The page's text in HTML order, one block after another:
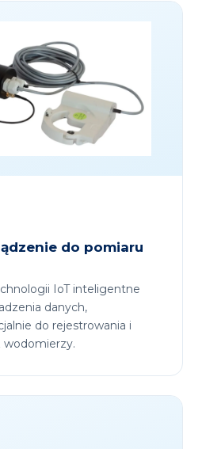
do pomiaru
IoT inteligentne
danych,
do rejestrowania i
wodomierzy.